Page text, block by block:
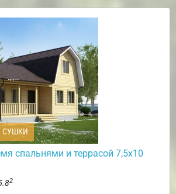
СУШКИ
спальнями и террасой 7,5х10
2